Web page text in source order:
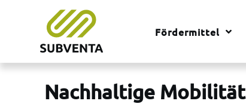
Fördermittel
Nachhaltige Mobilität